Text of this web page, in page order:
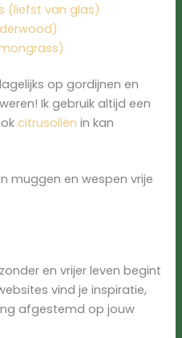
(liefst van glas)
op gordijnen en
Ik gebruik altijd een
citrusoliën in kan
muggen en wespen vrije
en vrijer leven begint
vind je inspiratie,
afgestemd op jouw